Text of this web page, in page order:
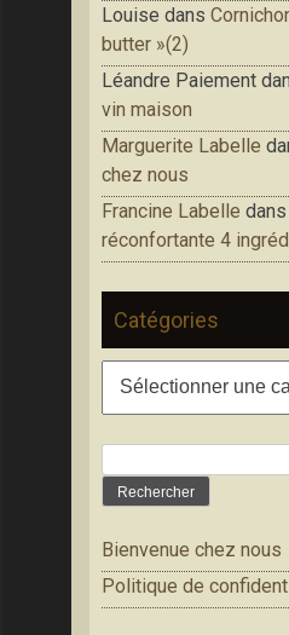
Louise dans
butter »(2)
Léandre Paiement
vin maison
Marguerite Labelle
chez nous
Francine Labelle dans
réconfortante 4
Catégories
Catégories
Bienvenue chez nous
Politique de